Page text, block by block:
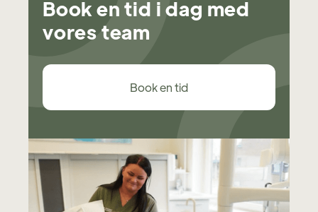
Book en tid i dag med
vores team
Book en tid